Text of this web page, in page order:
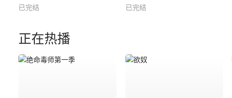
已完结
已完结
正在热播